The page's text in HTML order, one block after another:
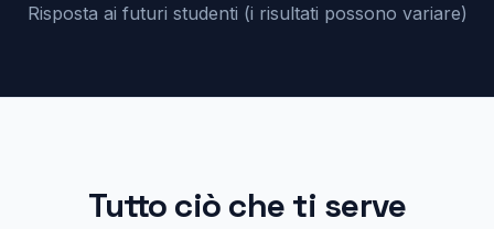
Risposta ai futuri studenti (i risultati possono variare)
Tutto ciò che ti serve